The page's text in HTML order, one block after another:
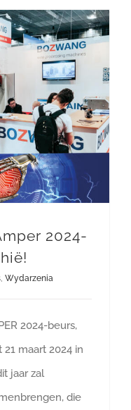
2024-
, Wydarzenia
2024-beurs,
maart 2024 in
jaar zal
die